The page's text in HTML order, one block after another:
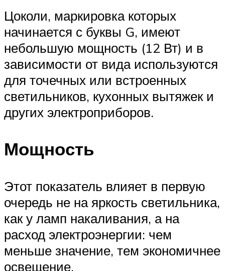
Цоколи, маркировка которых
начинается с буквы G, имеют
небольшую мощность (12 Вт) и в
зависимости от вида используются
для точечных или встроенных
светильников, кухонных вытяжек и
других электроприборов.
Мощность
Этот показатель влияет в первую
очередь не на яркость светильника,
как у ламп накаливания, а на
расход электроэнергии: чем
меньше значение, тем экономичнее
освещение.